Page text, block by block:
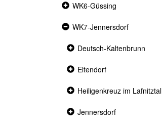
Collapsed
WK6-Güssing
Expanded
WK7-Jennersdorf
Collapsed
Deutsch-Kaltenbrunn
Collapsed
Eltendorf
Collapsed
section
Heiligenkreuz im Lafnitztal
Collapsed
Jennersdorf